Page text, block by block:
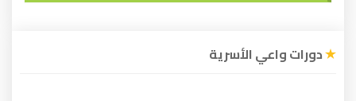
دورات واعي الأسرية